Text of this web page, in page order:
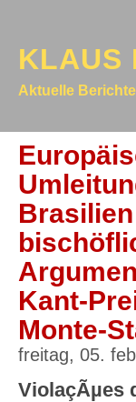
KLAUS
Aktuelle
Kant-
Monte-
freitag, 05.
ViolaçÃµes